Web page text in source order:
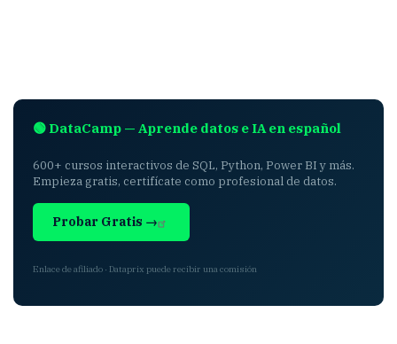
🟢 DataCamp — Aprende datos e IA en español
600+ cursos interactivos de SQL, Python, Power BI y más.
Empieza gratis, certifícate como profesional de datos.
Probar Gratis →
Enlace de afiliado · Dataprix puede recibir una comisión